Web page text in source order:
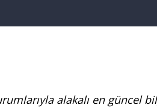
alakalı en güncel